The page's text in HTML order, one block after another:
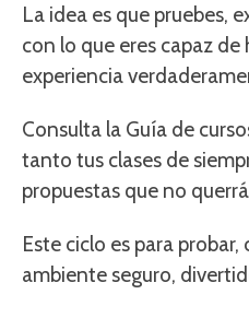
La idea es que pruebes,
con lo que eres capaz de
experiencia
Consulta la Guía de
tanto tus clases de
propuestas que no
Este ciclo es para
ambiente seguro,